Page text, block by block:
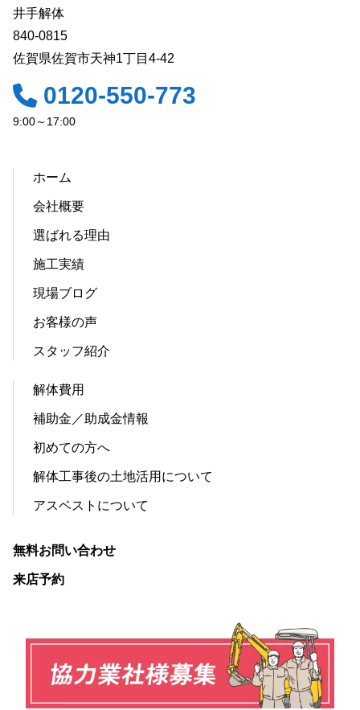
井手解体
840-0815
佐賀県佐賀市天神1丁目4-42
0120-550-773
9:00～17:00
ホーム
会社概要
選ばれる理由
施工実績
現場ブログ
お客様の声
スタッフ紹介
解体費用
補助金／助成金情報
初めての方へ
解体工事後の土地活用について
アスベストについて
無料お問い合わせ
来店予約